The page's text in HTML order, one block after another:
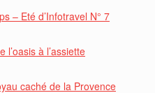
– Eté d’Infotravel N° 7
l’oasis à l’assiette
caché de la Provence